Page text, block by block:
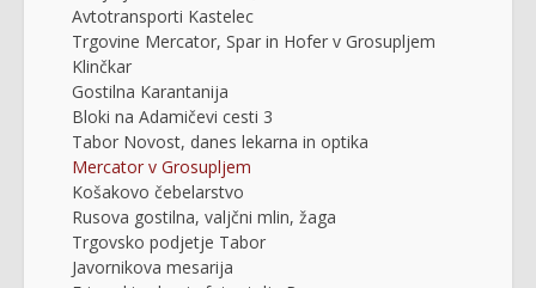
Avtotransporti Kastelec
Trgovine Mercator, Spar in Hofer v Grosupljem
Klinčkar
Gostilna Karantanija
Bloki na Adamičevi cesti 3
Tabor Novost, danes lekarna in optika
Mercator v Grosupljem
Košakovo čebelarstvo
Rusova gostilna, valjčni mlin, žaga
Trgovsko podjetje Tabor
Javornikova mesarija